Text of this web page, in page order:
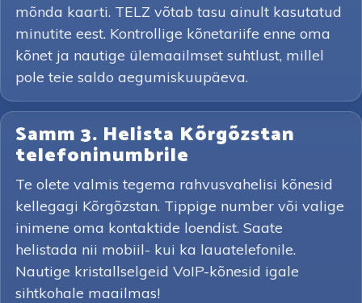
mõnda kaarti. TELZ võtab tasu ainult kasutatud
minutite eest. Kontrollige kõnetariife enne oma
kõnet ja nautige ülemaailmset suhtlust, millel
pole teie saldo aegumiskuupäeva.
Samm 3. Helista Kõrgõzstan
telefoninumbrile
Te olete valmis tegema rahvusvahelisi kõnesid
kellegagi Kõrgõzstan. Tippige number või valige
inimene oma kontaktide loendist. Saate
helistada nii mobiil- kui ka lauatelefonile.
Nautige kristallselgeid VoIP-kõnesid igale
sihtkohale maailmas!